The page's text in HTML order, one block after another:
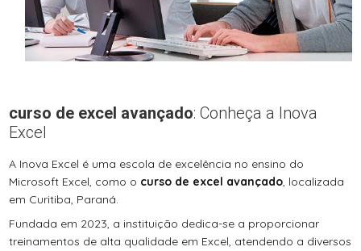
curso de excel avançado: Conheça a Inova
Excel
A Inova Excel é uma escola de excelência no ensino do
Microsoft Excel, como o curso de excel avançado, localizada
em Curitiba, Paraná.
Fundada em 2023, a instituição dedica-se a proporcionar
treinamentos de alta qualidade em Excel, atendendo a diversos